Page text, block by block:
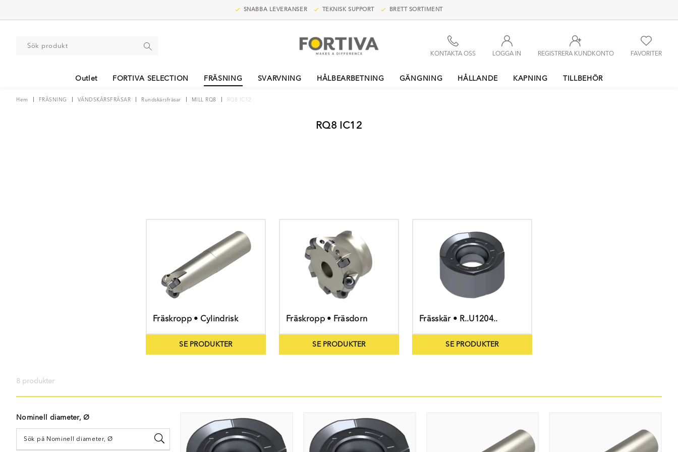
SNABBA LEVERANSER TEKNISK SUPPORT BRETT SORTIMENT
FAVORITER
REGISTRERA KUNDKONTO
LOGGA IN
KONTAKTA OSS
Outlet FORTIVA SELECTION FRÄSNING SVARVNING HÅLBEARBETNING GÄNGNING HÅLLANDE KAPNING TILLBEHÖR
Hem FRÄSNING VÄNDSKÄRSFRÄSAR Rundskärsfräsar MILL RQ8 RQ8 IC12
RQ8 IC12
Fräskropp • Cylindrisk
SE PRODUKTER
Fräskropp • Fräsdorn
SE PRODUKTER
Frässkär • R..U1204..
SE PRODUKTER
8 produkter
Nominell diameter, Ø